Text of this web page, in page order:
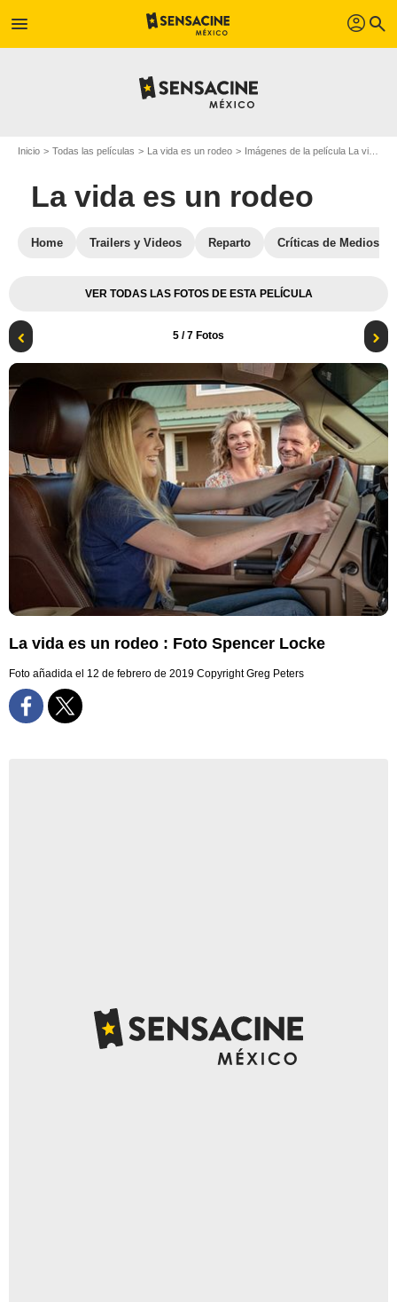
menu profil search
Inicio Todas las películas La vida es un rodeo Imágenes de la película La vida es un rodeo
La vida es un rodeo
Home Trailers y Videos Reparto Críticas de Medios
VER TODAS LAS FOTOS DE ESTA PELÍCULA
5 / 7 Fotos
La vida es un rodeo : Foto Spencer Locke
Foto añadida el 12 de febrero de 2019 Copyright Greg Peters